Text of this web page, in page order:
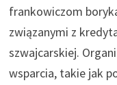
frankowiczom
związanymi z
szwajcarskiej.
wsparcia, takie jak